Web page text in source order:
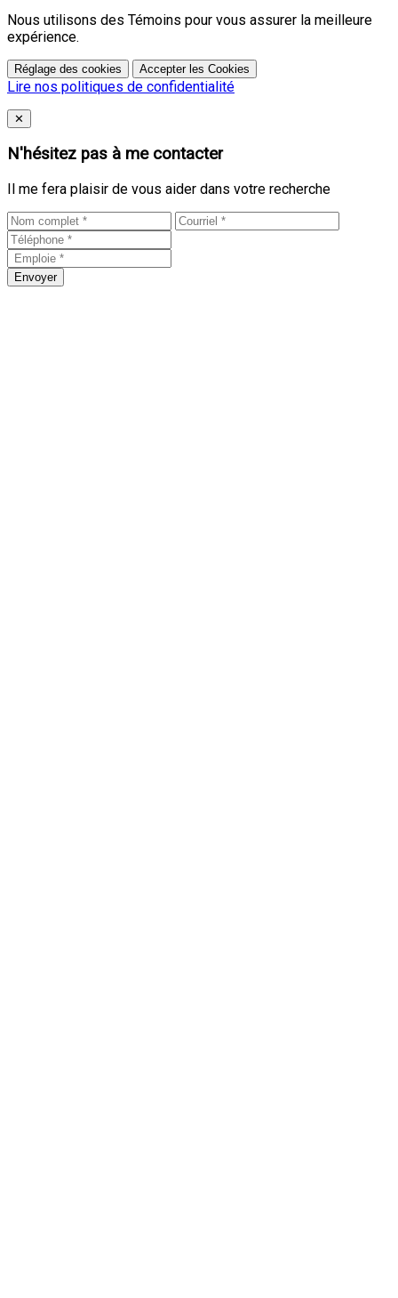
Nous utilisons des Témoins pour vous assurer la meilleure
expérience.
Réglage des cookies Accepter les Cookies
Lire nos politiques de confidentialité
Close
✕
N'hésitez pas à me contacter
Il me fera plaisir de vous aider dans votre recherche
Envoyer